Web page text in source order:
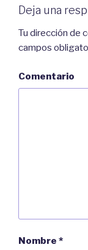
Deja una
Tu dirección de
campos
Comentario
Nombre *